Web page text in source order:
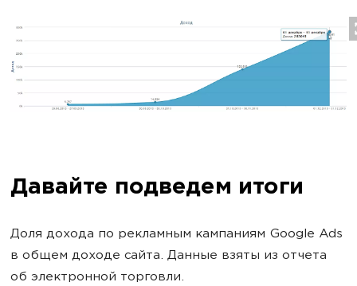
Давайте подведем итоги
Доля дохода по рекламным кампаниям Google Ads
в общем доходе сайта. Данные взяты из отчета
об электронной торговли.